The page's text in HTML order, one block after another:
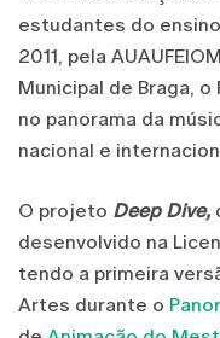
estudantes do
2011, pela
Municipal de Braga,
no panorama da
nacional e
O projeto Deep Dive,
desenvolvido na
tendo a primeira
Artes durante o